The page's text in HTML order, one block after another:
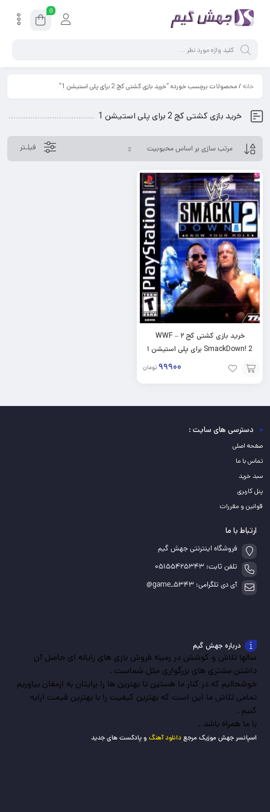
0
خانه / محصولات برچسب خورده “خرید بازی کشتی کج 2 برای پلی استیشن 1”
خرید بازی کشتی کج 2 برای پلی استیشن 1
فیلـتر
خرید بازی کشتی کج ۲ – WWF
SmackDown! 2 برای پلی استیشن ۱
۹۹۹۰۰ تومان
افزودن
به
دسترسی های سایت :
صفحه اصلی
تماس با ما
سبد خرید
پنل کاربری
قوانین و مقررات
ارتباط با ما
فروشگاه اینترنتی جهش گیم
تلفن ثابت: 05155425343
آی دی تلگرامی: game_5343@
درباره جهش گیم
سالها تلاش و کوشش در زمینه فروش بازی های رایانه ای حاصل آن
داشتن مشتری های بزرگواری مثل شماست .
خوشحالیم که در کنار ما هستین تا بهترین ها را برایتان به ارمغان بیاوریم
تمامی تلاش ما این است که بهترین کیفیت را با بهترین قیمت ارایه
کنیم .
با ما همراه باشد .
اسپانسر جهش موزیک مرجعدانلود آهنگ و پادکست های جدید